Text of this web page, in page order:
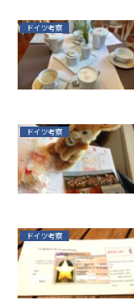
ドイツ考察
ドイツ考察
ドイツ考察